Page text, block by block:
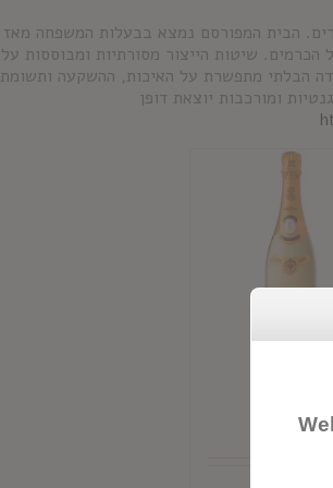
הבית המפורסם נמצא בבעלות המשפחה מאז
על הכרמים. שיטות הייצור מסורתיות ומבוססות על
הבלתי מתפשרת על האיכות, ההשקעה ותשומת
ומורכבות יוצאת דופן